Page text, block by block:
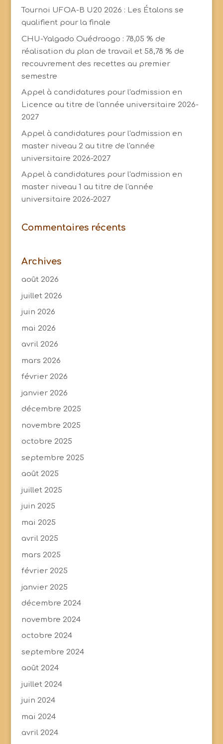
Tournoi UFOA-B U20 2026 : Les Étalons se
qualifient pour la finale
CHU-Yalgado Ouédraogo : 78,05 % de
réalisation du plan de travail et 58,78 % de
recouvrement des recettes au premier
semestre
Appel à candidatures pour l'admission en
Licence au titre de l'année universitaire 2026-
2027
Appel à candidatures pour l'admission en
master niveau 2 au titre de l'année
universitaire 2026-2027
Appel à candidatures pour l'admission en
master niveau 1 au titre de l'année
universitaire 2026-2027
Commentaires récents
Archives
août 2026
juillet 2026
juin 2026
mai 2026
avril 2026
mars 2026
février 2026
janvier 2026
décembre 2025
novembre 2025
octobre 2025
septembre 2025
août 2025
juillet 2025
juin 2025
mai 2025
avril 2025
mars 2025
février 2025
janvier 2025
décembre 2024
novembre 2024
octobre 2024
septembre 2024
août 2024
juillet 2024
juin 2024
mai 2024
avril 2024